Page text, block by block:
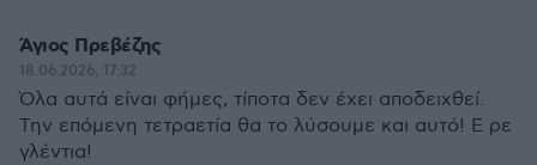
Άγιος Πρεβέζης
18.06.2026, 17:32
Όλα αυτά είναι φήμες, τίποτα δεν έχει αποδειχθεί.
Την επόμενη τετραετία θα το λύσουμε και αυτό! Ε ρε
γλέντια!